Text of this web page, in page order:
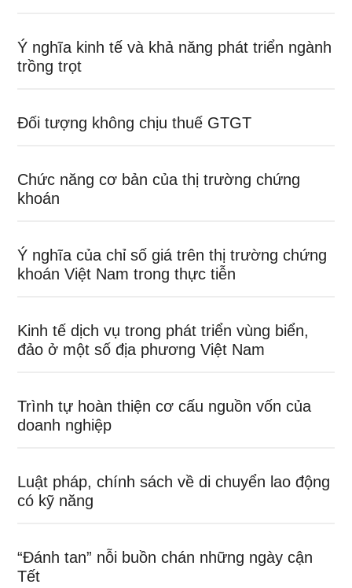
Ý nghĩa kinh tế và khả năng phát triển ngành
trồng trọt
Đối tượng không chịu thuế GTGT
Chức năng cơ bản của thị trường chứng
khoán
Ý nghĩa của chỉ số giá trên thị trường chứng
khoán Việt Nam trong thực tiễn
Kinh tế dịch vụ trong phát triển vùng biển,
đảo ở một số địa phương Việt Nam
Trình tự hoàn thiện cơ cấu nguồn vốn của
doanh nghiệp
Luật pháp, chính sách về di chuyển lao động
có kỹ năng
“Đánh tan” nỗi buồn chán những ngày cận
Tết